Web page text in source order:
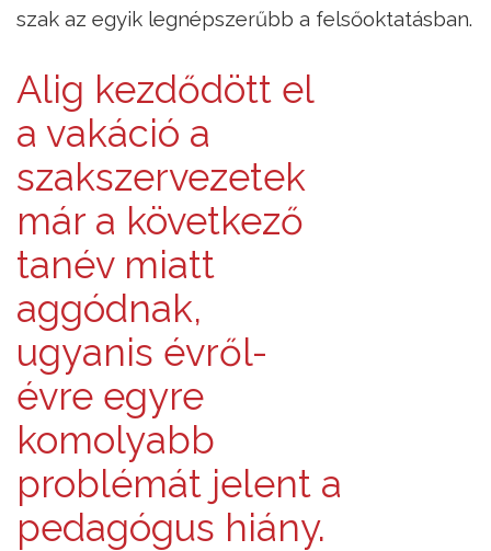
szak az egyik legnépszerűbb a felsőoktatásban.
Alig kezdődött el
a vakáció a
szakszervezetek
már a következő
tanév miatt
aggódnak,
ugyanis évről-
évre egyre
komolyabb
problémát jelent a
pedagógus hiány.